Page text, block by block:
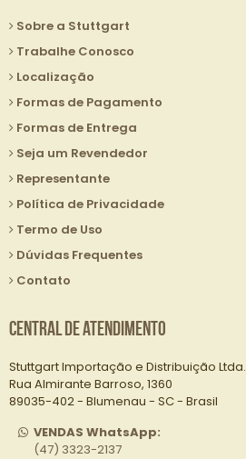
Sobre a Stuttgart
Trabalhe Conosco
Localização
Formas de Pagamento
Formas de Entrega
Seja um Revendedor
Representante
Política de Privacidade
Termo de Uso
Dúvidas Frequentes
Contato
Central de Atendimento
Stuttgart Importação e Distribuição Ltda.
Rua Almirante Barroso, 1360
89035-402 - Blumenau - SC - Brasil
VENDAS WhatsApp:
(47) 3323-2137